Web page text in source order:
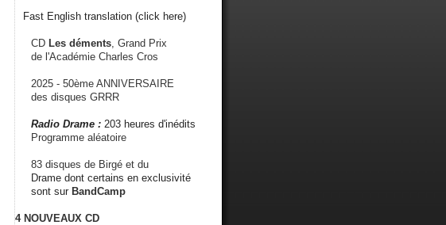
Fast English translation (click here)
CD Les déments , Grand Prix
de l'Académie Charles Cros
2025 - 50ème ANNIVERSAIRE
des disques GRRR
Radio Drame : 203 heures d'inédits
Programme aléatoire
83 disques de Birgé et du
Drame dont certains en exclusivité
sont sur BandCamp
4 NOUVEAUX CD